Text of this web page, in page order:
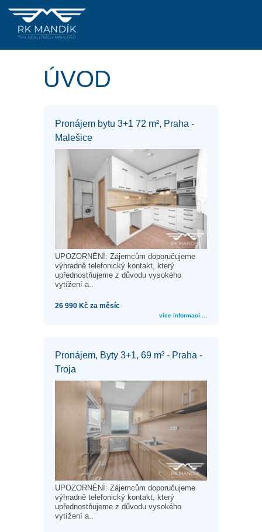
ÚVOD
Pronájem bytu 3+1 72 m², Praha -
Malešice
UPOZORNĚNÍ: Zájemcům doporučujeme
výhradně telefonický kontakt, který
upřednostňujeme z důvodu vysokého
vytížení a..
26 990 Kč za měsíc
více informací ...
Pronájem, Byty 3+1, 69 m² - Praha -
Troja
UPOZORNĚNÍ: Zájemcům doporučujeme
výhradně telefonický kontakt, který
upřednostňujeme z důvodu vysokého
vytížení a..